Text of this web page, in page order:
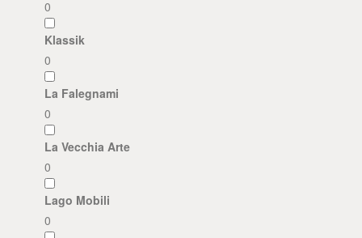
0
Klassik
0
La Falegnami
0
La Vecchia Arte
0
Lago Mobili
0